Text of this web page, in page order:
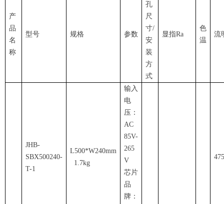
产
品
名
称
型号 规格 参数
孔
尺
寸/
安
装
方
式
显指Ra
色
温
流
JHB-
SBX500240-
T-1
L500*W240mm
1.7kg
输入
电
压：
AC
85V-
265
V
芯片
品
牌：